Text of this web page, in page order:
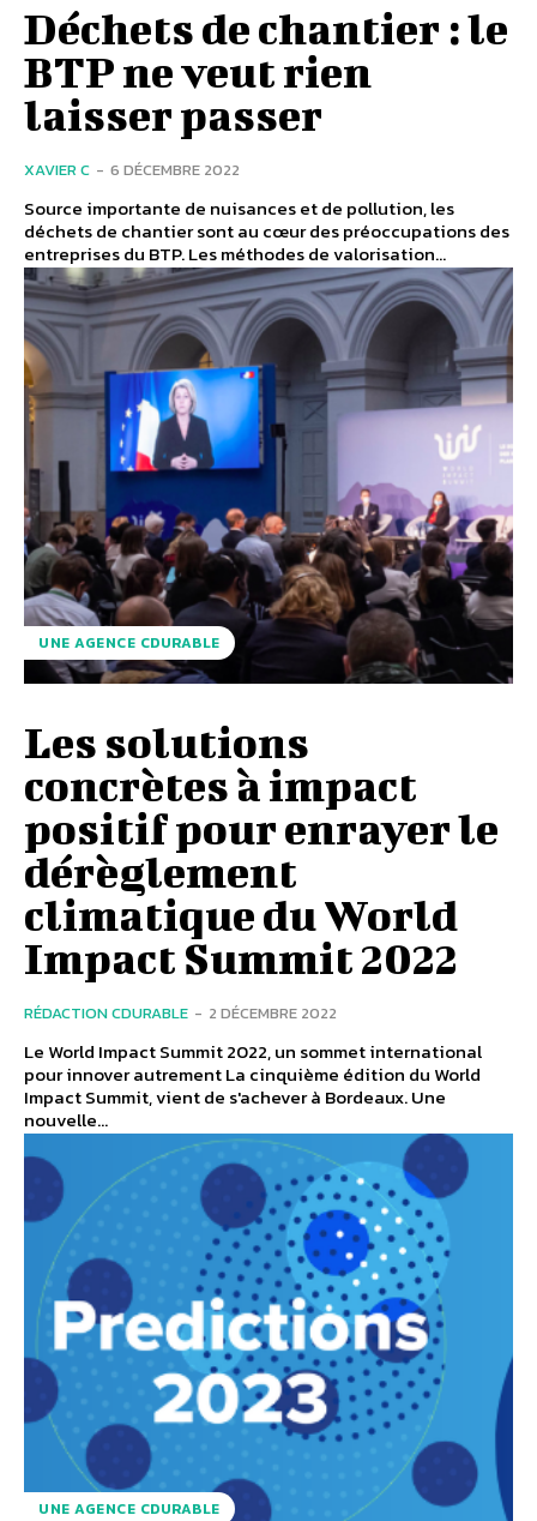
Déchets de chantier : le
BTP ne veut rien
laisser passer
XAVIER C - 6 DÉCEMBRE 2022
Source importante de nuisances et de pollution, les
déchets de chantier sont au cœur des préoccupations des
entreprises du BTP. Les méthodes de valorisation...
UNE AGENCE CDURABLE
Les solutions
concrètes à impact
positif pour enrayer le
dérèglement
climatique du World
Impact Summit 2022
RÉDACTION CDURABLE - 2 DÉCEMBRE 2022
Le World Impact Summit 2022, un sommet international
pour innover autrement La cinquième édition du World
Impact Summit, vient de s'achever à Bordeaux. Une
nouvelle...
UNE AGENCE CDURABLE